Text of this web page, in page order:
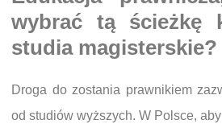
wybrać tą ścieżkę
studia magisterskie?
Droga do zostania prawnikiem
od studiów wyższych. W Polsce,